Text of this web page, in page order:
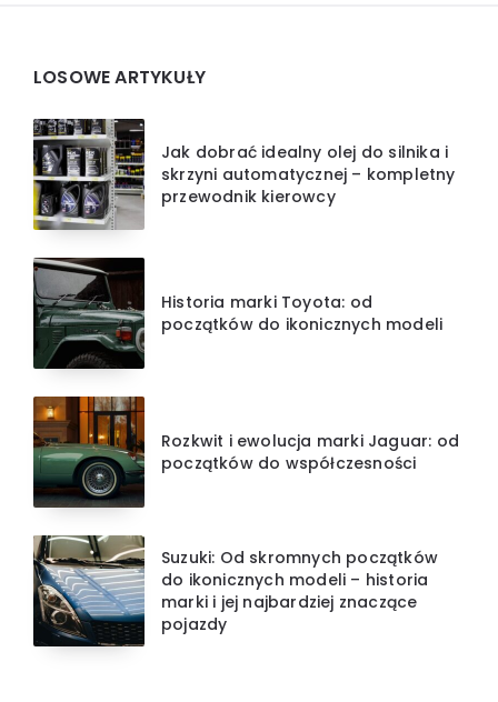
Widgets
LOSOWE ARTYKUŁY
Jak dobrać idealny olej do silnika i
skrzyni automatycznej – kompletny
przewodnik kierowcy
Historia marki Toyota: od
początków do ikonicznych modeli
Rozkwit i ewolucja marki Jaguar: od
początków do współczesności
Suzuki: Od skromnych początków
do ikonicznych modeli – historia
marki i jej najbardziej znaczące
pojazdy